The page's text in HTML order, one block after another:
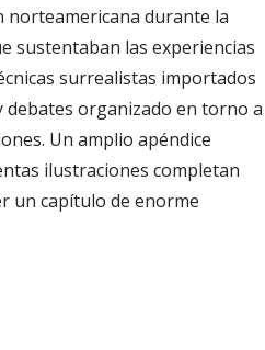
norteamericana durante la
sustentaban las experiencias
surrealistas importados
debates organizado en torno a
Un amplio apéndice
ilustraciones completan
un capítulo de enorme